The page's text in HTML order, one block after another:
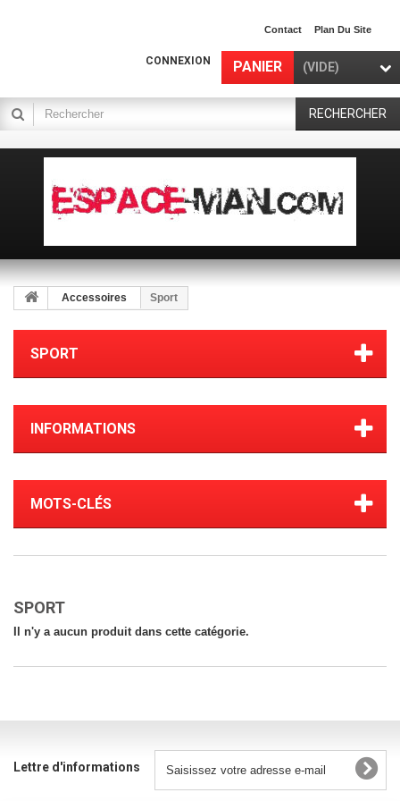
Contact Plan Du Site
PANIER (VIDE)
CONNEXION
RECHERCHER
Accessoires Sport
SPORT
INFORMATIONS
MOTS-CLÉS
SPORT
Il n'y a aucun produit dans cette catégorie.
Lettre d'informations